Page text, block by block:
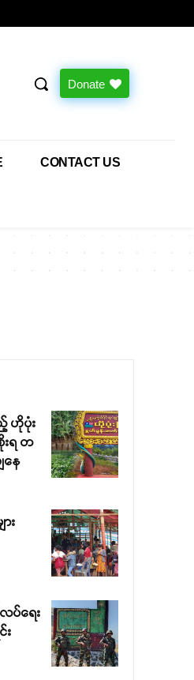
Donate
CONTACT US
ဟိုပုံး
းရ တ
နေ
း
ပ်ရေး
း